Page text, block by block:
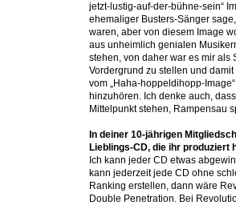
jetzt-lustig-auf-der-bühne-sein“
ehemaliger Busters-Sänger
waren, aber von diesem Image
aus unheimlich genialen
stehen, von daher war es mir als
Vordergrund zu stellen und
vom „Haha-hoppeldihopp-
hinzuhören. Ich denke auch,
Mittelpunkt stehen, Rampensau
In deiner 10-jährigen
Lieblings-CD, die ihr produziert
Ich kann jeder CD etwas
kann jederzeit jede CD ohne
Ranking erstellen, dann wäre
Double Penetration. Bei